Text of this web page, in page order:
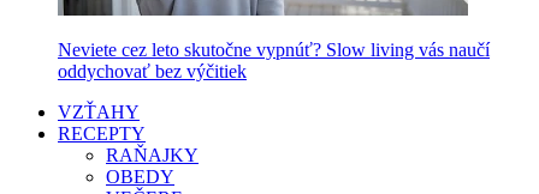
Neviete cez leto skutočne vypnúť? Slow living vás naučí
oddychovať bez výčitiek
VZŤAHY
RECEPTY
RAŇAJKY
OBEDY